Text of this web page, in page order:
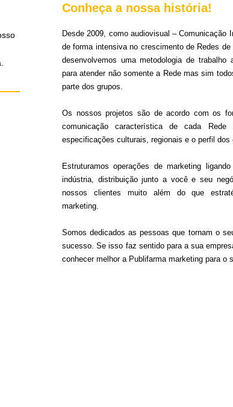
Conheça a nossa história!
Desde 2009, como audiovisual – Comunicação
de forma intensiva no crescimento de Redes
desenvolvemos uma metodologia de trabalho
para atender não somente a Rede mas sim
parte dos grupos.
Os nossos projetos são de acordo com os
comunicação característica de cada Rede
especificações culturais, regionais e o perfil dos
Estruturamos operações de marketing
indústria, distribuição junto a você e seu
nossos clientes muito além do que
marketing.
Somos dedicados as pessoas que tornam o
sucesso. Se isso faz sentido para a sua
conhecer melhor a Publifarma marketing para o